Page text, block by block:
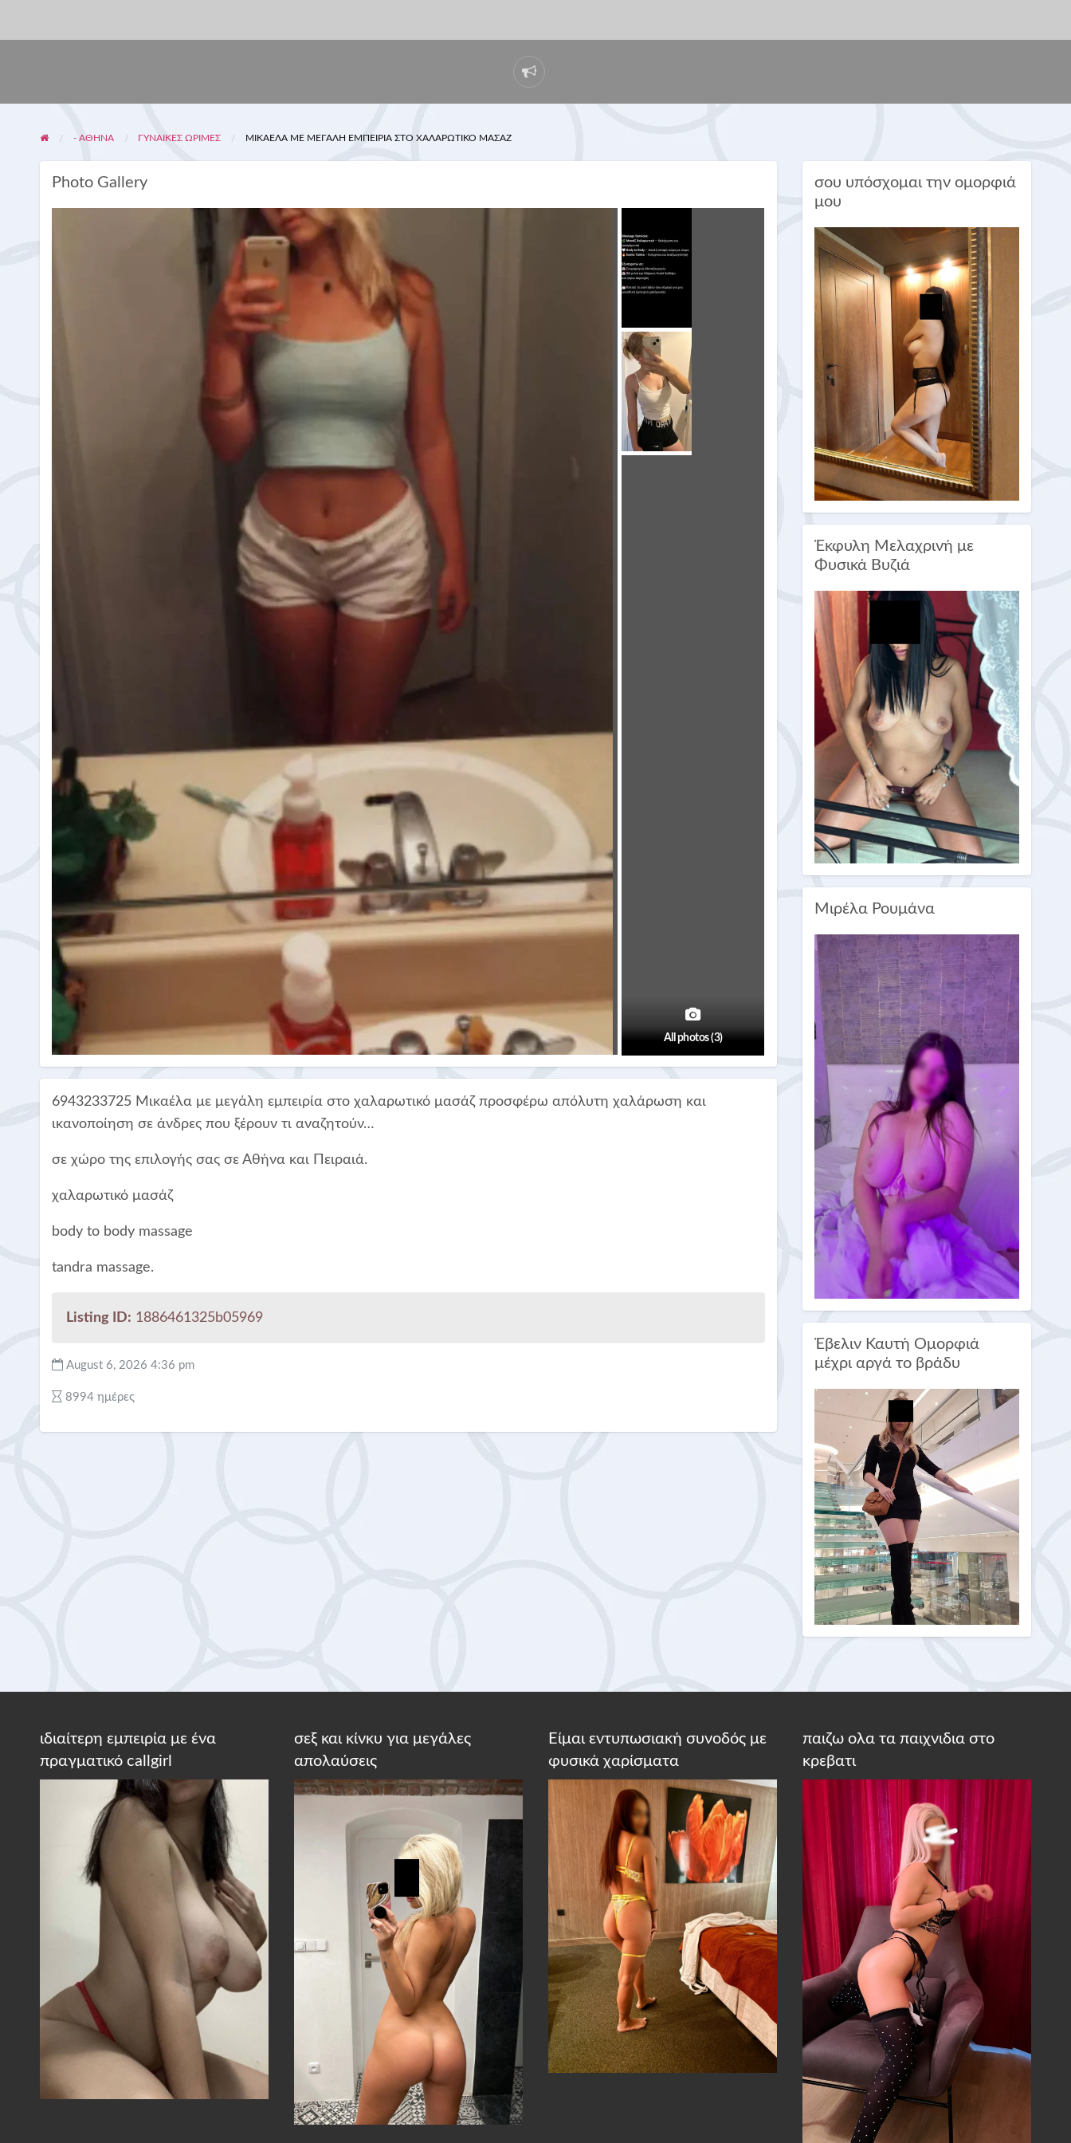
- ΑΘΗΝΑ ΓΥΝΑΊΚΕΣ ΏΡΙΜΕΣ ΜΙΚΑΈΛΑ ΜΕ ΜΕΓΆΛΗ ΕΜΠΕΙΡΊΑ ΣΤΟ ΧΑΛΑΡΩΤΙΚΌ ΜΑΣΆΖ
Photo Gallery
All photos (3)
6943233725 Μικαέλα με μεγάλη εμπειρία στο χαλαρωτικό μασάζ προσφέρω απόλυτη χαλάρωση και
ικανοποίηση σε άνδρες που ξέρουν τι αναζητούν…
σε χώρο της επιλογής σας σε Αθήνα και Πειραιά.
χαλαρωτικό μασάζ
body to body massage
tandra massage.
Listing ID: 1886461325b05969
August 6, 2026 4:36 pm
8994 ημέρες
σου υπόσχομαι την ομορφιά
μου
Έκφυλη Μελαχρινή με
Φυσικά Βυζιά
Μιρέλα Ρουμάνα
Έβελιν Καυτή Ομορφιά
μέχρι αργά το βράδυ
ιδιαίτερη εμπειρία με ένα
πραγματικό callgirl
σεξ και κίνκυ για μεγάλες
απολαύσεις
Είμαι εντυπωσιακή συνοδός με
φυσικά χαρίσματα
παιζω ολα τα παιχνιδια στο
κρεβατι